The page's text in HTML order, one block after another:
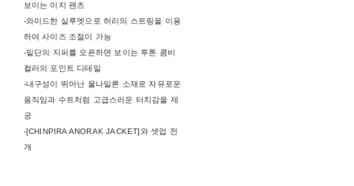
보이는 이지 팬츠
-와이드한 실루엣으로 허리의 스트링을 이용
하여 사이즈 조절이 가능
-밑단의 지퍼를 오픈하면 보이는 투톤 콤비
컬러의 포인트 디테일
-내구성이 뛰어난 울나일론 소재로 자유로운
움직임과 수트처럼 고급스러운 터치감을 제
공
-[CHINPIRA ANORAK JACKET]와 셋업 전
개